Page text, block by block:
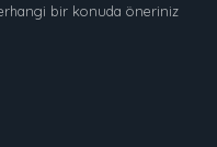
bir konuda öneriniz